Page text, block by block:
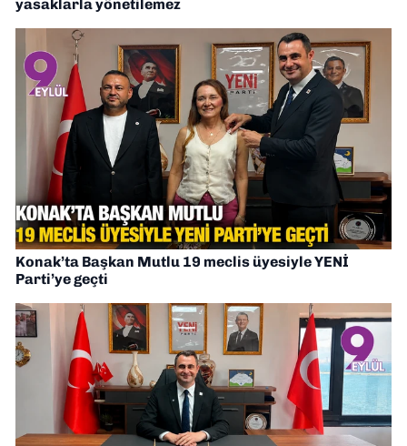
yasaklarla yönetilemez
Konak’ta Başkan Mutlu 19 meclis üyesiyle YENİ
Parti’ye geçti